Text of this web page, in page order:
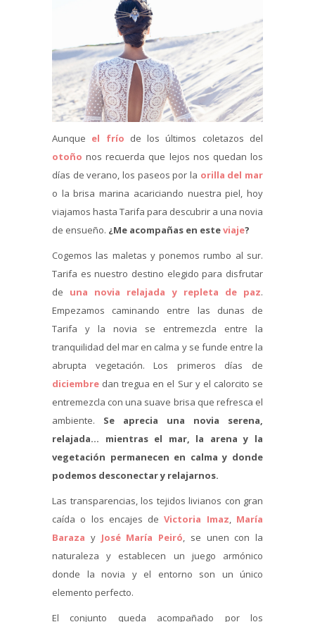
Aunque el frío de los últimos coletazos del
otoño nos recuerda que lejos nos quedan los
días de verano, los paseos por la orilla del mar
o la brisa marina acariciando nuestra piel, hoy
viajamos hasta Tarifa para descubrir a una novia
de ensueño. ¿Me acompañas en esteviaje?
Cogemos las maletas y ponemos rumbo al sur.
Tarifa es nuestro destino elegido para disfrutar
de una novia relajada y repleta de paz.
Empezamos caminando entre las dunas de
Tarifa y la novia se entremezcla entre la
tranquilidad del mar en calma y se funde entre la
abrupta vegetación. Los primeros días de
diciembre dan tregua en el Sur y el calorcito se
entremezcla con una suave brisa que refresca el
ambiente. Se aprecia una novia serena,
relajada… mientras el mar, la arena y la
vegetación permanecen en calma y donde
podemos desconectar y relajarnos.
Las transparencias, los tejidos livianos con gran
caída o los encajes deVictoria Imaz, María
Baraza y José María Peiró, se unen con la
naturaleza y establecen un juego armónico
donde la novia y el entorno son un único
elemento perfecto.
El conjunto queda acompañado por los